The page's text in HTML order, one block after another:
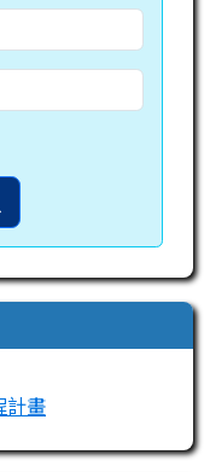
link to http://